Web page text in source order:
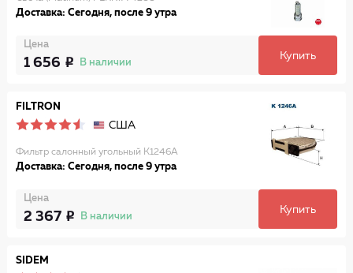
Доставка: Сегодня, после 9 утра
Цена
1 656 В наличии
Купить
FILTRON
США
Фильтр салонный угольный K1246A
Доставка: Сегодня, после 9 утра
Цена
2 367 В наличии
Купить
SIDEM